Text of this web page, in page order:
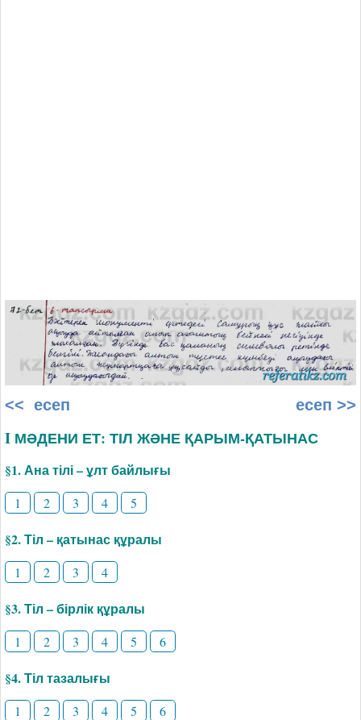
<< есеп есеп >>
I МӘДЕНИ ЕТ: ТІЛ ЖӘНЕ ҚАРЫМ-ҚАТЫНАС
§1. Ана тілі – ұлт байлығы
1 2 3 4 5
§2. Тіл – қатынас құралы
1 2 3 4
§3. Тіл – бірлік құралы
1 2 3 4 5 6
§4. Тіл тазалығы
1 2 3 4 5 6